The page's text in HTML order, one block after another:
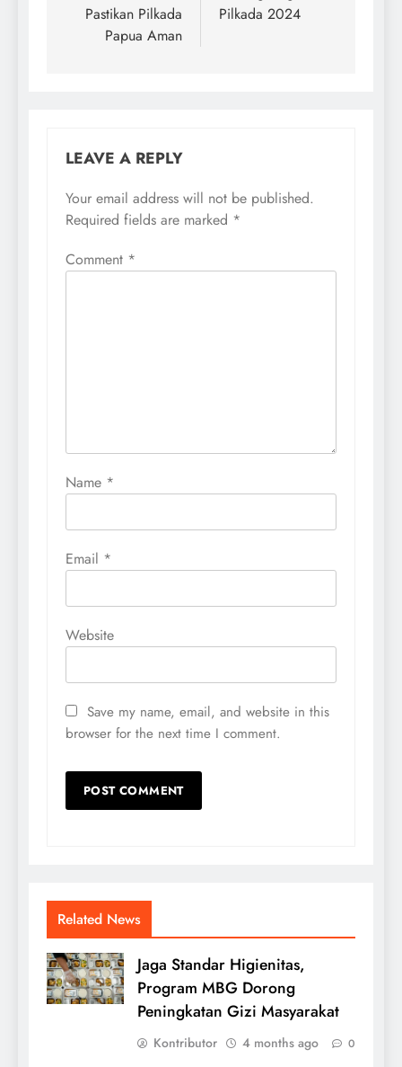
Pastikan Pilkada
Papua Aman
Pilkada 2024
LEAVE A REPLY
Your email address will not be published.
Required fields are marked *
Comment *
Name *
Email *
Website
Save my name, email, and website in this
browser for the next time I comment.
Related News
Jaga Standar Higienitas,
Program MBG Dorong
Peningkatan Gizi Masyarakat
Kontributor 4 months ago 0